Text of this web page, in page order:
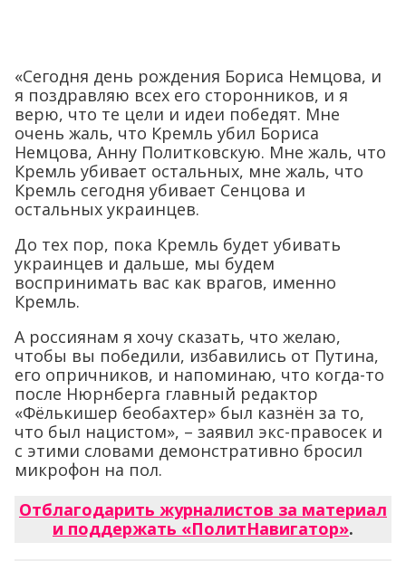
«Сегодня день рождения Бориса Немцова, и
я поздравляю всех его сторонников, и я
верю, что те цели и идеи победят. Мне
очень жаль, что Кремль убил Бориса
Немцова, Анну Политковскую. Мне жаль, что
Кремль убивает остальных, мне жаль, что
Кремль сегодня убивает Сенцова и
остальных украинцев.
До тех пор, пока Кремль будет убивать
украинцев и дальше, мы будем
воспринимать вас как врагов, именно
Кремль.
А россиянам я хочу сказать, что желаю,
чтобы вы победили, избавились от Путина,
его опричников, и напоминаю, что когда-то
после Нюрнберга главный редактор
«Фёлькишер беобахтер» был казнён за то,
что был нацистом», – заявил экс-правосек и
с этими словами демонстративно бросил
микрофон на пол.
Отблагодарить журналистов за материал
и поддержать «ПолитНавигатор».